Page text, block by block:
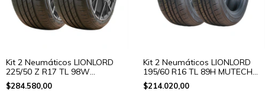
Kit 2 Neumáticos LIONLORD
225/50 Z R17 TL 98W
MUTECH H02
$284.580,00
Kit 2 Neumáticos LIONLORD
195/60 R16 TL 89H MUTECH
H01
$214.020,00